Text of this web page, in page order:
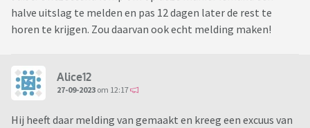
halve uitslag te melden en pas 12 dagen later de rest te
horen te krijgen. Zou daarvan ook echt melding maken!
Alice12
27-09-2023 om 12:17
Hij heeft daar melding van gemaakt en kreeg een excuus van